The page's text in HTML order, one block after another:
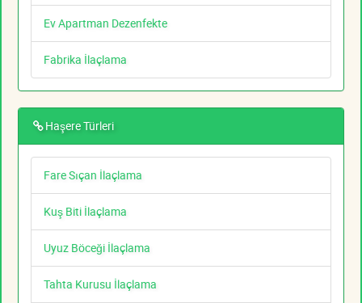
Ev Apartman Dezenfekte
Fabrika İlaçlama
Haşere Türleri
Fare Sıçan İlaçlama
Kuş Biti İlaçlama
Uyuz Böceği İlaçlama
Tahta Kurusu İlaçlama